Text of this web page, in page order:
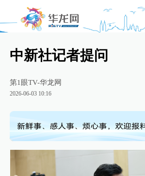
中新社记者提问
第1眼TV-华龙网
2026-06-03 10:16